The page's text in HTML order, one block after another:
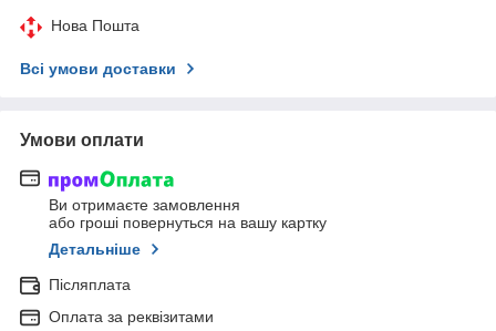
Нова Пошта
Всі умови доставки
Умови оплати
Ви отримаєте замовлення
або гроші повернуться на вашу картку
Детальніше
Післяплата
Оплата за реквізитами